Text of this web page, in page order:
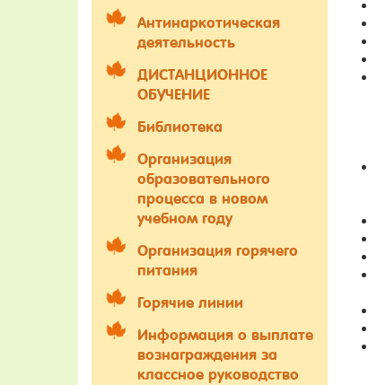
Антинаркотическая
деятельность
ДИСТАНЦИОННОЕ
ОБУЧЕНИЕ
Библиотека
Организация
образовательного
процесса в новом
учебном году
Организация горячего
питания
Горячие линии
Информация о выплате
вознаграждения за
классное руководство